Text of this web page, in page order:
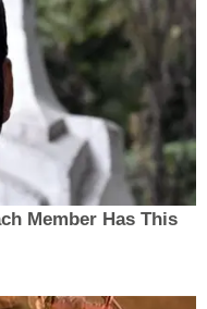
Member Has This